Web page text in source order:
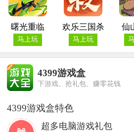
曙光重临
马上玩
欢乐三国杀
马上玩
仙
4399游戏盒
下游戏、抢礼包、赚零花钱
4399游戏盒特色
超多电脑游戏礼包